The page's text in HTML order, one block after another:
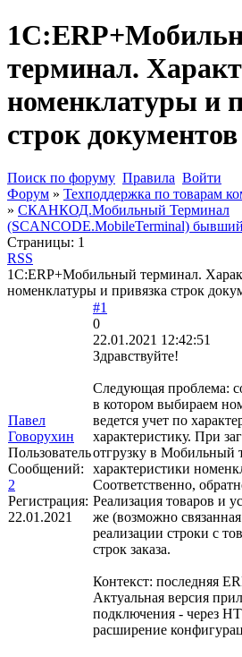
терминал.
номенклатуры и
строк
Поиск по форуму Правила Войти
Форум » Техподдержка по товарам
» СКАНКОД.Мобильный Терминал
(SCANCODE.MobileTerminal)
Страницы: 1
RSS
1С:ERP+Мобильный терминал.
номенклатуры и привязка строк
Павел
Говорухин
Пользователь
Сообщений:
2
Регистрация:
22.01.2021
#1
0
22.01.2021 12:42:51
Здравствуйте!
Следующая проблема:
в котором выбираем
ведется учет по
характеристику. При
отгрузку в Мобильный
характеристики
Соответственно,
Реализация товаров и
же (возможно
реализации строки с
строк заказа.
Контекст: последняя
Актуальная версия
подключения - через
расширение